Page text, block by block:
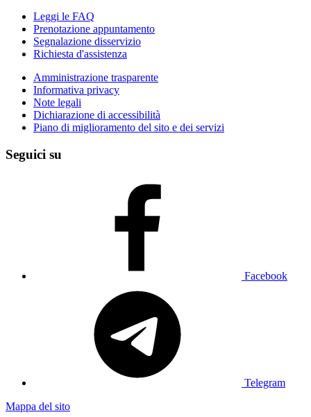
Leggi le FAQ
Prenotazione appuntamento
Segnalazione disservizio
Richiesta d'assistenza
Amministrazione trasparente
Informativa privacy
Note legali
Dichiarazione di accessibilità
Piano di miglioramento del sito e dei servizi
Seguici su
Facebook
Telegram
Mappa del sito